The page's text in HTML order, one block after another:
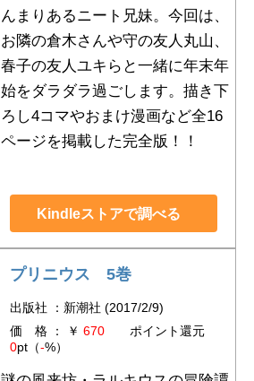
んまりあるニート兄妹。今回は、
お隣の倉木さんや守の友人丸山、
春子の友人ユキらと一緒に年末年
始をダラダラ過ごします。描き下
ろし4コマやおまけ漫画など全16
ページを掲載した完全版！！
Kindleストアで調べる
プリニウス 5巻
出版社 ：新潮社 (2017/2/9)
価 格 ： ￥ 670ポイント還元
0pt（-%）